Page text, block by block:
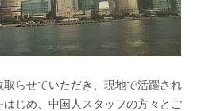
らせていただき、現地で活躍され
じめ、中国人スタッフの方々とご